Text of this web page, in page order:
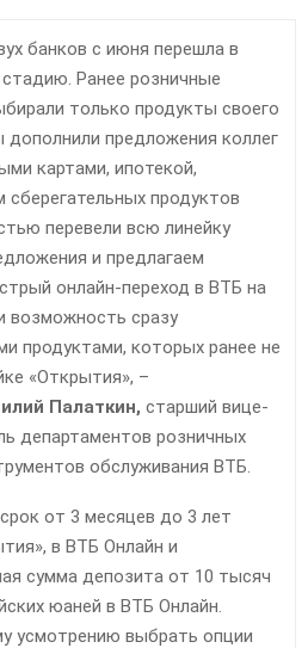
банков с июня перешла в
Ранее розничные
только продукты своего
дополнили предложения коллег
картами, ипотекой,
продуктов
перевели всю линейку
и предлагаем
онлайн-переход в ВТБ на
возможность сразу
продуктами, которых ранее не
«Открытия», –
Палаткин, старший вице-
департаментов розничных
обслуживания ВТБ.
от 3 месяцев до 3 лет
в ВТБ Онлайн и
сумма депозита от 10 тысяч
юаней в ВТБ Онлайн.
усмотрению выбрать опции